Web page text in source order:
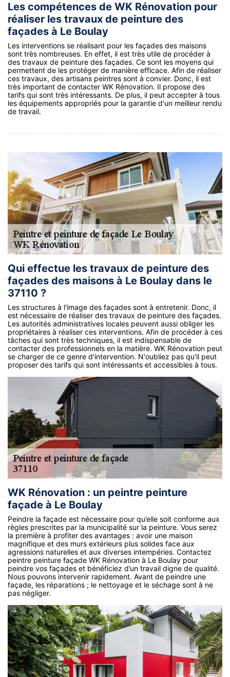
Les compétences de WK Rénovation pour
réaliser les travaux de peinture des
façades à Le Boulay
Les interventions se réalisant pour les façades des maisons
sont très nombreuses. En effet, il est très utile de procéder à
des travaux de peinture des façades. Ce sont les moyens qui
permettent de les protéger de manière efficace. Afin de réaliser
ces travaux, des artisans peintres sont à convier. Donc, il est
très important de contacter WK Rénovation. Il propose des
tarifs qui sont très intéressants. De plus, il peut accepter à tous
les équipements appropriés pour la garantie d'un meilleur rendu
de travail.
Qui effectue les travaux de peinture des
façades des maisons à Le Boulay dans le
37110 ?
Les structures à l'image des façades sont à entretenir. Donc, il
est nécessaire de réaliser des travaux de peinture des façades.
Les autorités administratives locales peuvent aussi obliger les
propriétaires à réaliser ces interventions. Afin de procéder à ces
tâches qui sont très techniques, il est indispensable de
contacter des professionnels en la matière. WK Rénovation peut
se charger de ce genre d'intervention. N'oubliez pas qu'il peut
proposer des tarifs qui sont intéressants et accessibles à tous.
WK Rénovation : un peintre peinture
façade à Le Boulay
Peindre la façade est nécessaire pour qu’elle soit conforme aux
règles prescrites par la municipalité sur la peinture. Vous serez
la première à profiter des avantages : avoir une maison
magnifique et des murs extérieurs plus solides face aux
agressions naturelles et aux diverses intempéries. Contactez
peintre peinture façade WK Rénovation à Le Boulay pour
peindre vos façades et bénéficiez d’un travail digne de qualité.
Nous pouvons intervenir rapidement. Avant de peindre une
façade, les réparations ; le nettoyage et le séchage sont à ne
pas négliger.